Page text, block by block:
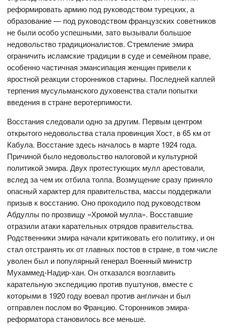
реформировать армию под руководством турецких, а
образование — под руководством французских советников
не были особо успешными, зато вызывали большое
недовольство традиционалистов. Стремление эмира
ограничить исламские традиции в суде и семейном праве,
особенно частичная эмансипация женщин привели к
яростной реакции сторонников старины. Последней каплей
терпения мусульманского духовенства стали попытки
введения в стране веротерпимости.
Восстания следовали одно за другим. Первым центром
открытого недовольства стала провинция Хост, в 65 км от
Кабула. Восстание здесь началось в марте 1924 года.
Причиной было недовольство налоговой и культурной
политикой эмира. Двух протестующих мулл арестовали,
вслед за чем их отбила толпа. Возмущение сразу приняло
опасный характер для правительства, массы поддержали
призыв к восстанию. Оно проходило под руководством
Абдуллы по прозвищу «Хромой мулла». Восставшие
отразили атаки карательных отрядов правительства.
Родственники эмира начали критиковать его политику, и он
стал отстранять их от главных постов в стране, в том числе
уволен был и популярный генерал Военный министр
Мухаммед-Надир-хан. Он отказался возглавить
карательную экспедицию против пуштунов, вместе с
которыми в 1920 году воевал против англичан и был
отправлен послом во Францию. Сторонников эмира-
реформатора становилось все меньше.